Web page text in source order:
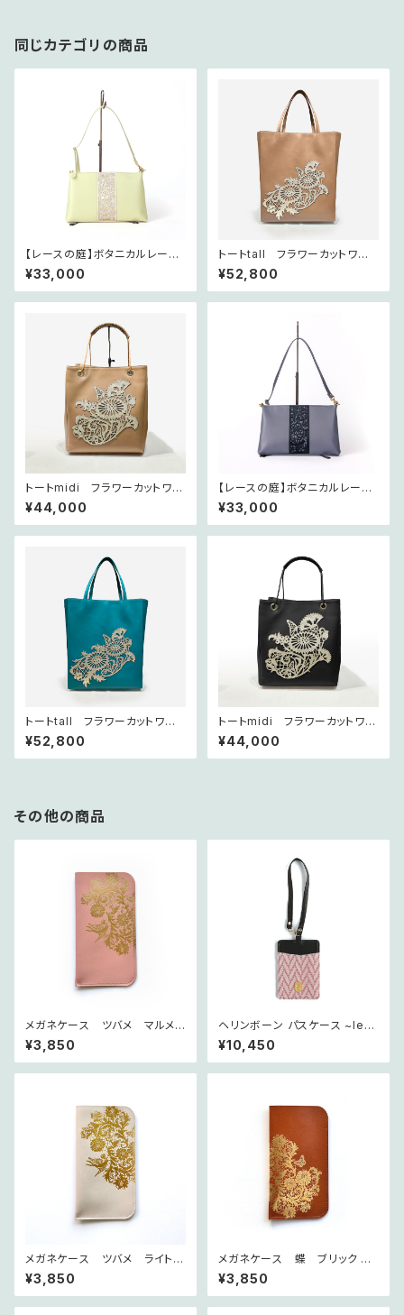
同じカテゴリの商品
【レースの庭】ボタニカルレース
ポシェット シトロン
¥33,000
トートtall フラワーカットワー
クレース テ・オレ 〜レースの
庭シリーズ〜
¥52,800
トートmidi フラワーカットワー
クレース テ・オレ 〜レースの
庭シリーズ〜
¥44,000
【レースの庭】ボタニカルレース
ポシェット グレー
¥33,000
トートtall フラワーカットワー
クレース エメラルド 〜レー
スの庭シリーズ〜
¥52,800
トートmidi フラワーカットワー
クレース ノアール 〜レース
の庭シリーズ〜
¥44,000
その他の商品
メガネケース ツバメ マルメゾ
ンピンク ~petit jardin~
¥3,850
ヘリンボーン パスケース ~les
¥10,450
メガネケース ツバメ ライトグ
レージュ ~petit jardin~
¥3,850
メガネケース 蝶 ブリック ~p
etit jardin~
¥3,850